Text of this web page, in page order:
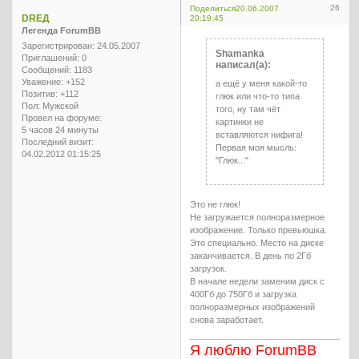
Поделиться 26
20.06.2007
20:19:45
DREД
Легенда ForumBB
Зарегистрирован: 24.05.2007
Приглашений: 0
Сообщений: 1183
Уважение: +152
Позитив: +112
Пол: Мужской
Провел на форуме:
5 часов 24 минуты
Последний визит:
04.02.2012 01:15:25
Shamanka
написал(а):
а ещё у меня какой-то
глюк или что-то типа
того, ну там чёт
картинки не
вставляются нифига!
Первая моя мысль:
"Глюк..."
Это не глюк!
Не загружается полноразмерное
изображение. Только превьюшка.
Это специально. Место на диске
заканчивается. В день по 2Гб
загрузок.
В начале недели заменим диск с
400Гб до 750Гб и загрузка
полноразмерных изображений
снова заработает.
Я люблю ForumBB